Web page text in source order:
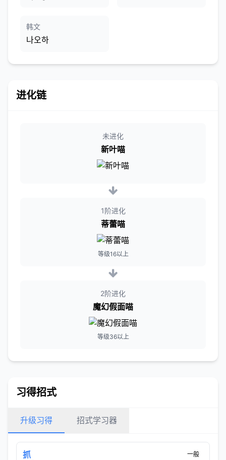
韩文
나오하
进化链
未进化
新叶喵
1阶进化
蒂蕾喵
等级16以上
2阶进化
魔幻假面喵
等级36以上
习得招式
升级习得 招式学习器
抓 一般